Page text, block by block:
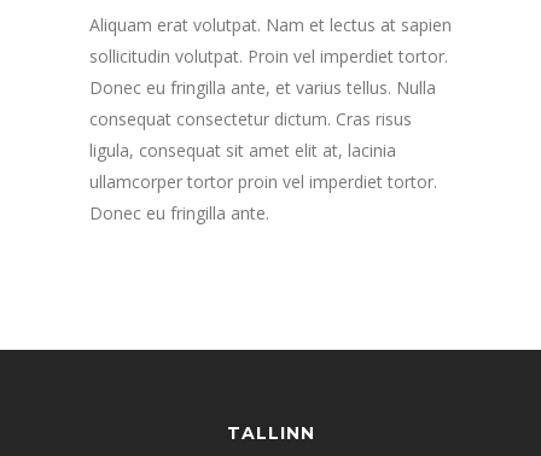
Aliquam erat volutpat. Nam et lectus at sapien
sollicitudin volutpat. Proin vel imperdiet tortor.
Donec eu fringilla ante, et varius tellus. Nulla
consequat consectetur dictum. Cras risus
ligula, consequat sit amet elit at, lacinia
ullamcorper tortor proin vel imperdiet tortor.
Donec eu fringilla ante.
TALLINN